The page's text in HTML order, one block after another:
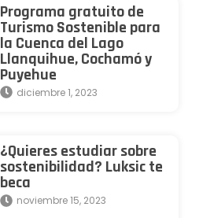
Programa gratuito de
Turismo Sostenible para
la Cuenca del Lago
Llanquihue, Cochamó y
Puyehue
diciembre 1, 2023
¿Quieres estudiar sobre
sostenibilidad? Luksic te
beca
noviembre 15, 2023